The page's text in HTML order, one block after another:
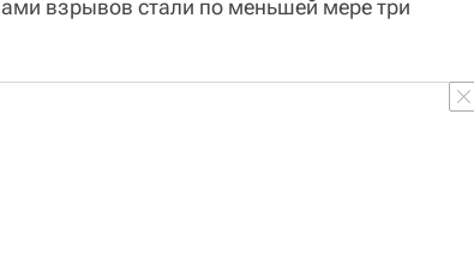
взрывов стали по меньшей мере три